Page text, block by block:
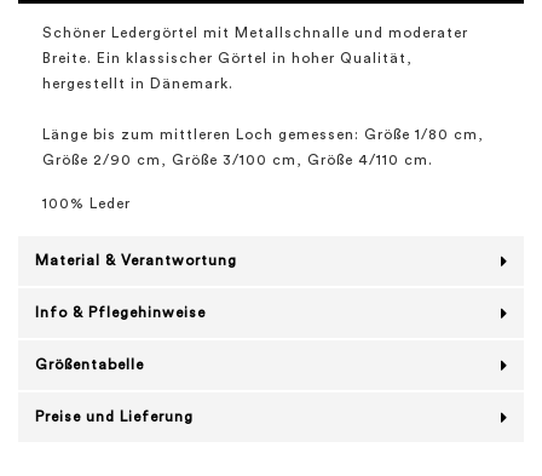
Schöner Ledergörtel mit Metallschnalle und moderater
Breite. Ein klassischer Görtel in hoher Qualität,
hergestellt in Dänemark.
Länge bis zum mittleren Loch gemessen: Größe 1/80 cm,
Größe 2/90 cm, Größe 3/100 cm, Größe 4/110 cm.
100% Leder
Material & Verantwortung
Info & Pflegehinweise
Größentabelle
Preise und Lieferung